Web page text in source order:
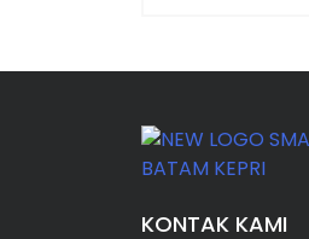
i
g
a
KONTAK KAMI